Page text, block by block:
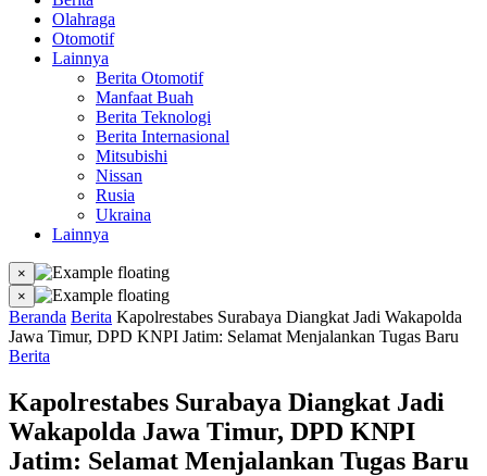
Olahraga
Otomotif
Lainnya
Berita Otomotif
Manfaat Buah
Berita Teknologi
Berita Internasional
Mitsubishi
Nissan
Rusia
Ukraina
Lainnya
×
×
Beranda Berita Kapolrestabes Surabaya Diangkat Jadi Wakapolda
Jawa Timur, DPD KNPI Jatim: Selamat Menjalankan Tugas Baru
Berita
Kapolrestabes Surabaya Diangkat Jadi
Wakapolda Jawa Timur, DPD KNPI
Jatim: Selamat Menjalankan Tugas Baru